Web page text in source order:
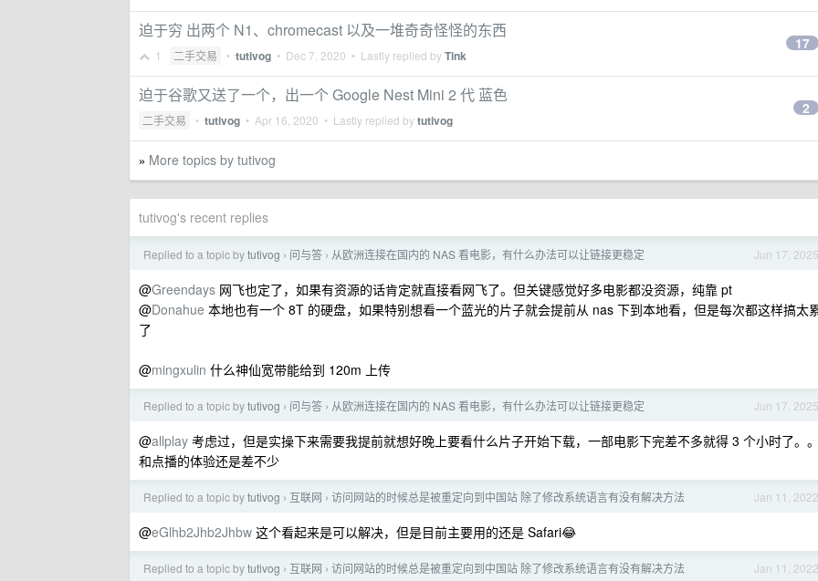
迫于穷 出两个 N1、chromecast 以及一堆奇奇怪怪的东西
1 二手交易 • tutivog • Dec 7, 2020 • Lastly replied byTink
17
迫于谷歌又送了一个，出一个 Google Nest Mini 2 代 蓝色
二手交易 • tutivog • Apr 16, 2020 • Lastly replied bytutivog
2
» More topics by tutivog
tutivog's recent replies
Jun 17, 2025
Replied to a topic bytutivog › 问与答 › 从欧洲连接在国内的 NAS 看电影，有什么办法可以让链接更稳定
@Greendays 网飞也定了，如果有资源的话肯定就直接看网飞了。但关键感觉好多电影都没资源，纯靠 pt
@Donahue 本地也有一个 8T 的硬盘，如果特别想看一个蓝光的片子就会提前从 nas 下到本地看，但是每次都这样搞太
了
@mingxulin 什么神仙宽带能给到 120m 上传
Jun 17, 2025
Replied to a topic bytutivog › 问与答 › 从欧洲连接在国内的 NAS 看电影，有什么办法可以让链接更稳定
@allplay 考虑过，但是实操下来需要我提前就想好晚上要看什么片子开始下载，一部电影下完差不多就得 3 个小时了。。
和点播的体验还是差不少
Jan 11, 2022
Replied to a topic bytutivog › 互联网 › 访问网站的时候总是被重定向到中国站 除了修改系统语言有没有解决方法
@eGlhb2Jhb2Jhbw 这个看起来是可以解决，但是目前主要用的还是 Safari😂
Jan 11, 2022
Replied to a topic bytutivog › 互联网 › 访问网站的时候总是被重定向到中国站 除了修改系统语言有没有解决方法